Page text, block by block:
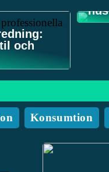
och
hus
Konsumtion